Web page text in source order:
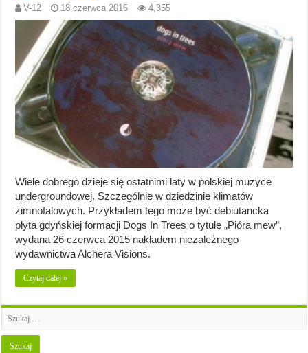
V-12 18 czerwca 2016 4,355
Wiele dobrego dzieje się ostatnimi laty w polskiej muzyce
undergroundowej. Szczególnie w dziedzinie klimatów
zimnofalowych. Przykładem tego może być debiutancka
płyta gdyńskiej formacji Dogs In Trees o tytule „Pióra mew”,
wydana 26 czerwca 2015 nakładem niezależnego
wydawnictwa Alchera Visions.
Czytaj dalej »